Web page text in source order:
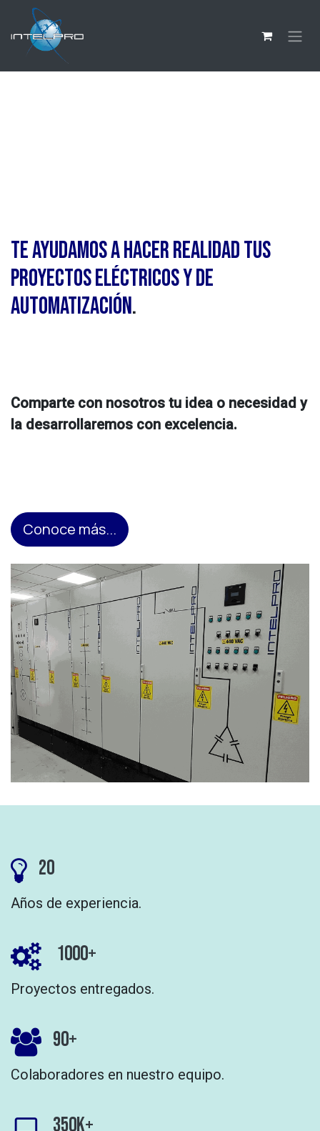
Ir al contenido
TE AYUDAMOS A HACER RE​ALIDAD TUS
PROYECTOS ELÉCTRICOS Y DE
AUTOMATIZACIÓN.
Comparte con nosotros tu idea o necesidad y
la desarrollaremos con excelencia.
Conoce más...
20
Años de experiencia.
1000+
Proyectos entregados.
90+
Colaboradores en nuestro equipo.
350k+